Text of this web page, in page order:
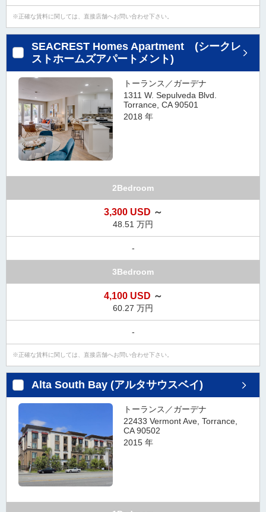
正確な賃料に関しては、直接店舗へお問い合わせ下さい。
SEACREST Homes Apartment (シークレ
ストホームズアパートメント)
トーランス／ガーデナ
1311 W. Sepulveda Blvd.
Torrance, CA 90501
2018 年
2Bedroom
3,300 USD ～
48.51 万円
-
3Bedroom
4,100 USD ～
60.27 万円
-
正確な賃料に関しては、直接店舗へお問い合わせ下さい。
Alta South Bay (アルタサウスベイ)
トーランス／ガーデナ
22433 Vermont Ave, Torrance,
CA 90502
2015 年